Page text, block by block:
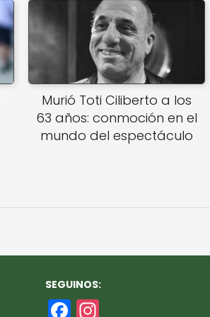
Murió Toti Ciliberto a los
63 años: conmoción en el
mundo del espectáculo
SEGUINOS:
F